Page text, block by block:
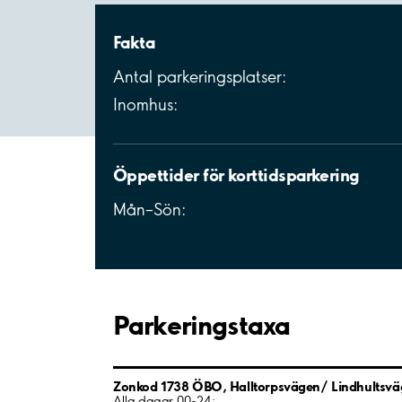
Fakta
Antal parkeringsplatser:
Inomhus:
Öppettider för korttidsparkering
Mån–Sön:
Parkeringstaxa
Zonkod 1738 ÖBO, Halltorpsvägen/